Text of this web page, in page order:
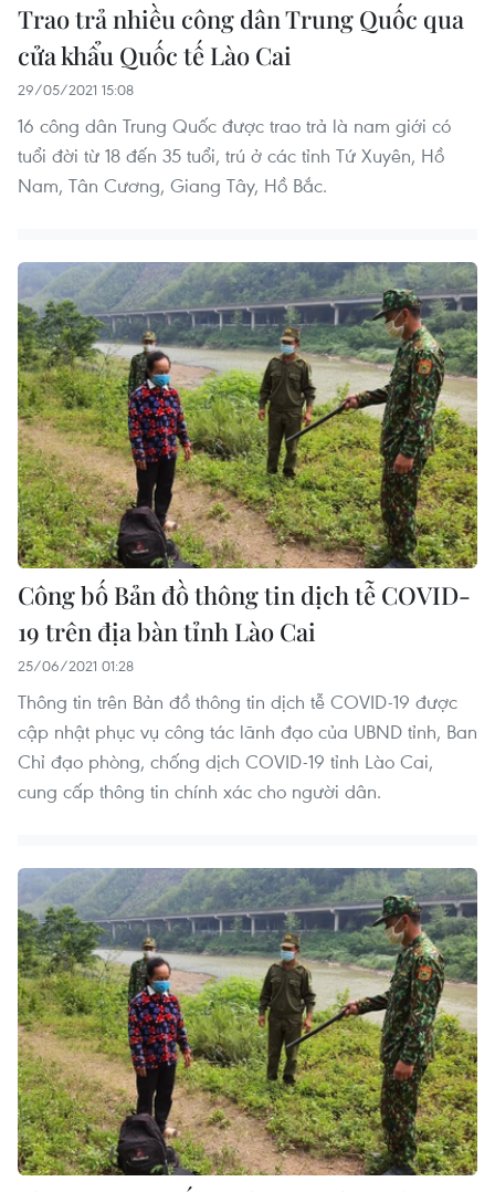
Trao trả nhiều công dân Trung Quốc qua
cửa khẩu Quốc tế Lào Cai
29/05/2021 15:08
16 công dân Trung Quốc được trao trả là nam giới có
tuổi đời từ 18 đến 35 tuổi, trú ở các tỉnh Tứ Xuyên, Hồ
Nam, Tân Cương, Giang Tây, Hồ Bắc.
Công bố Bản đồ thông tin dịch tễ COVID-
19 trên địa bàn tỉnh Lào Cai
25/06/2021 01:28
Thông tin trên Bản đồ thông tin dịch tễ COVID-19 được
cập nhật phục vụ công tác lãnh đạo của UBND tỉnh, Ban
Chỉ đạo phòng, chống dịch COVID-19 tỉnh Lào Cai,
cung cấp thông tin chính xác cho người dân.